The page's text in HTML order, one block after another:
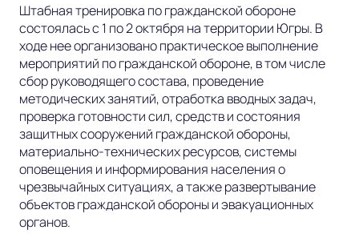
Штабная тренировка по гражданской обороне
состоялась с 1 по 2 октября на территории Югры. В
ходе нее организовано практическое выполнение
мероприятий по гражданской обороне, в том числе
сбор руководящего состава, проведение
методических занятий, отработка вводных задач,
проверка готовности сил, средств и состояния
защитных сооружений гражданской обороны,
материально-технических ресурсов, системы
оповещения и информирования населения о
чрезвычайных ситуациях, а также развертывание
объектов гражданской обороны и эвакуационных
органов.